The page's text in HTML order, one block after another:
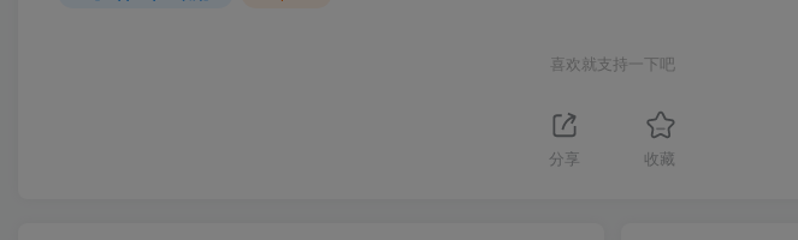
喜欢就支持一下吧
分享 收藏